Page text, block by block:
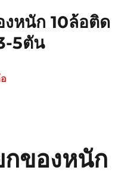
งหนัก 10ล้อติด
5ตัน
กของหนัก